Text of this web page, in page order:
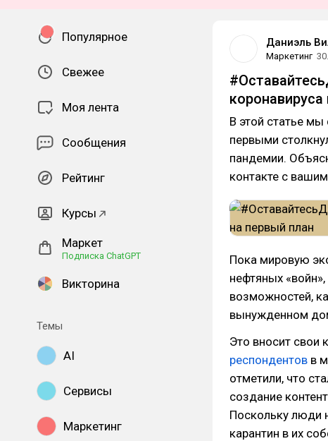
Популярное
Свежее
Моя лента
Сообщения
Рейтинг
Курсы
Маркет
Подписка ChatGPT
Викторина
Темы
AI
Сервисы
Маркетинг
Даниэль
Маркетинг
В этой статье
первыми
пандемии.
контакте с
Пока мировую
нефтяных
возможностей,
вынужденном
Это вносит свои
респондентов в
отметили, что
создание
Поскольку люди
карантин в их